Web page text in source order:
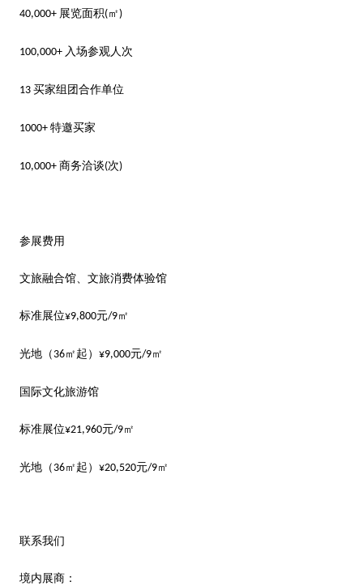
40,000+ 展览面积(㎡ )
100,000+ 入场参观人次
13 买家组团合作单位
1000+ 特邀买家
10,000+ 商务洽谈(次)
参展费用
文旅融合馆、文旅消费体验馆
标准展位¥9,800元/9㎡
光地（ 36㎡起） ¥9,000元/9㎡
国际文化旅游馆
标准展位¥21,960元/9㎡
光地（ 36㎡起） ¥20,520元/9㎡
联系我们
境内展商：